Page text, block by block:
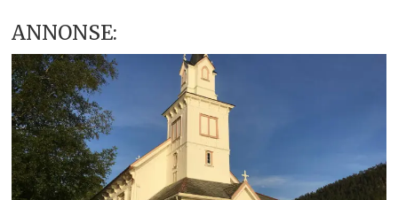
ANNONSE: